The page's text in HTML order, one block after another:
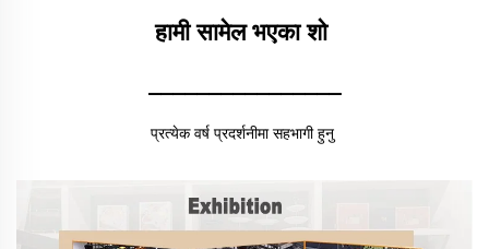
हामी सामेल भएका शो
________________
प्रत्येक वर्ष प्रदर्शनीमा सहभागी हुनु